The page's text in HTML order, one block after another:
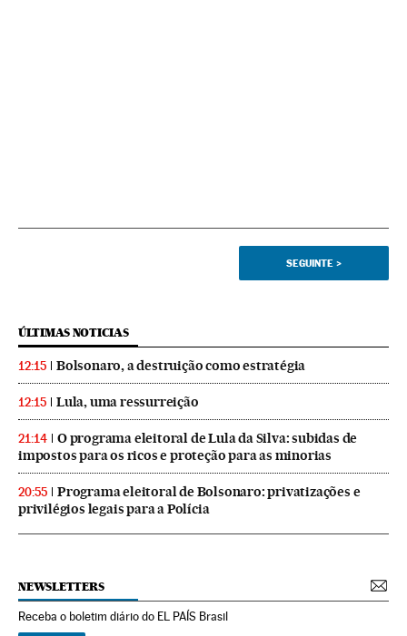
SEGUINTE >
ÚLTIMAS NOTICIAS
12:15 Bolsonaro, a destruição como estratégia
12:15 Lula, uma ressurreição
21:14
O programa eleitoral de Lula da Silva: subidas de
impostos para os ricos e proteção para as minorias
20:55
Programa eleitoral de Bolsonaro: privatizações e
privilégios legais para a Polícia
NEWSLETTERS
Receba o boletim diário do EL PAÍS Brasil